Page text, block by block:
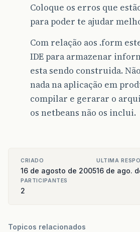
Coloque os erros que
para poder te ajudar
Com relação aos .form
IDE para armazenar
esta sendo construida.
nada na aplicação em
compilar e gerarar o
os netbeans não os inclui.
CRIADO
16 de agosto de 2005
ULTIMA
16 de ago.
PARTICIPANTES
2
Topicos relacionados